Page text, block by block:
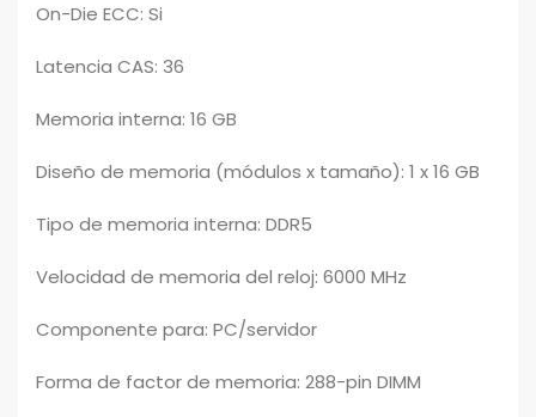
On-Die ECC: Si
Latencia CAS: 36
Memoria interna: 16 GB
Diseño de memoria (módulos x tamaño): 1 x 16 GB
Tipo de memoria interna: DDR5
Velocidad de memoria del reloj: 6000 MHz
Componente para: PC/servidor
Forma de factor de memoria: 288-pin DIMM